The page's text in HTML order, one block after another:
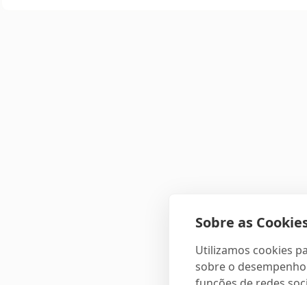
Sobre as
Utilizamos cookies
sobre o